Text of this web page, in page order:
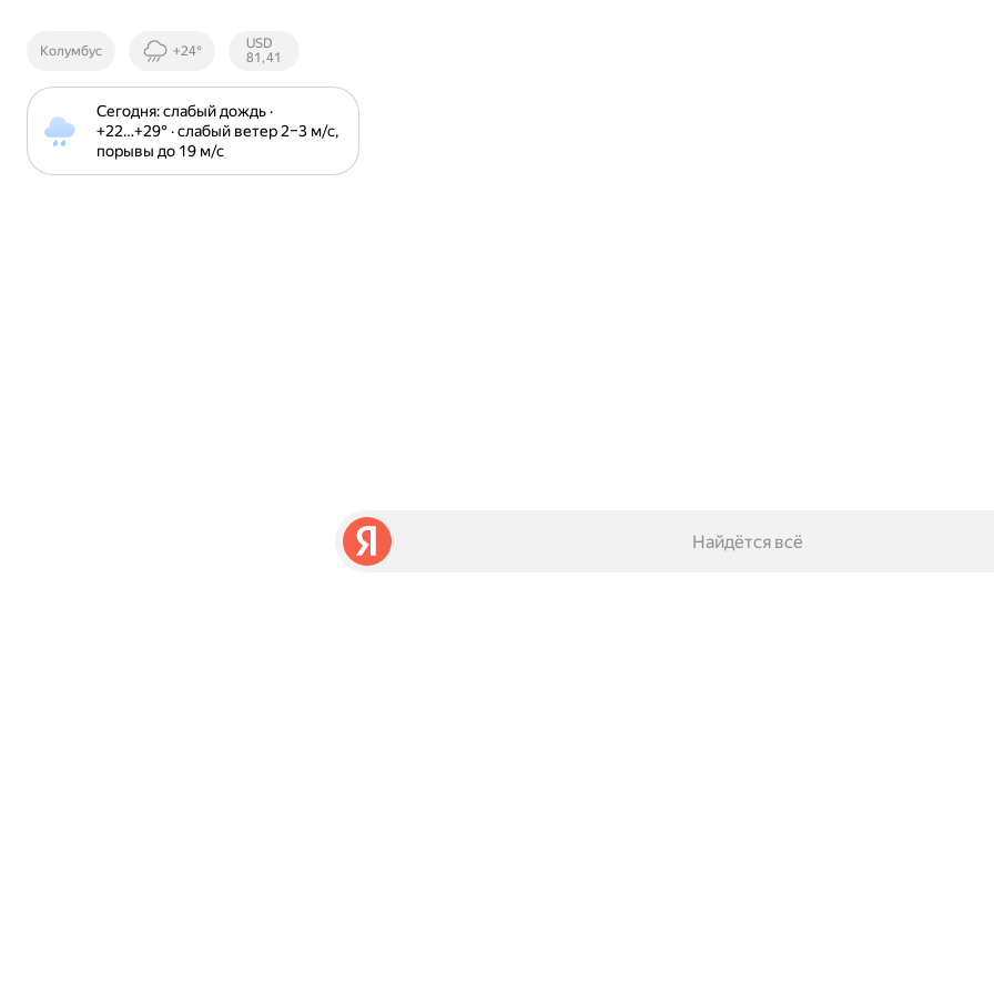
Колумбус +24°
Курсы ЦБ
РФ
USD
81,41
Сегодня: слабый дождь ·
+22⁠…⁠+29⁠° · слабый ветер 2⁠–⁠3 м⁠/⁠с,
порывы до 19 м⁠/⁠с